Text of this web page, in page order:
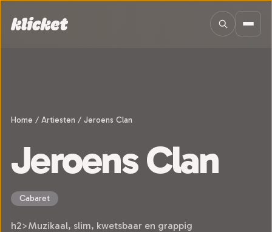
Home / Artiesten / Jeroens Clan
Jeroens Clan
Cabaret
h2>Muzikaal, slim, kwetsbaar en grappig